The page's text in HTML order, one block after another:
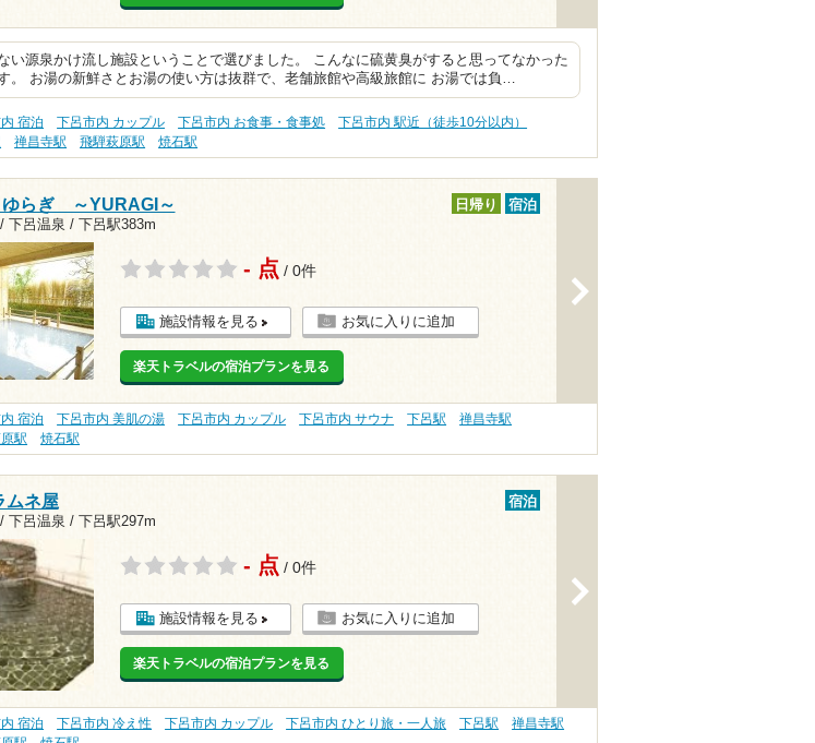
い源泉かけ流し施設ということで選びました。 こんなに硫黄臭がすると思ってなかった
。 お湯の新鮮さとお湯の使い方は抜群で、老舗旅館や高級旅館に お湯では負…
宿泊 下呂市内 カップル 下呂市内 お食事・食事処
下呂市内 駅近（徒歩10分以内）
禅昌寺駅 飛騨萩原駅 焼石駅
らぎ ～YURAGI～
下呂温泉 / 下呂駅383m
日帰り 宿泊
- 点 / 0件
施設情報を見る お気に入りに追加
楽天トラベルの宿泊プランを見る
宿泊 下呂市内 美肌の湯 下呂市内 カップル 下呂市内 サウナ 下呂駅
禅昌寺駅
駅
焼石駅
ムネ屋
下呂温泉 / 下呂駅297m
宿泊
- 点 / 0件
施設情報を見る お気に入りに追加
楽天トラベルの宿泊プランを見る
宿泊 下呂市内 冷え性 下呂市内 カップル 下呂市内 ひとり旅・一人旅 下呂駅
禅昌寺駅